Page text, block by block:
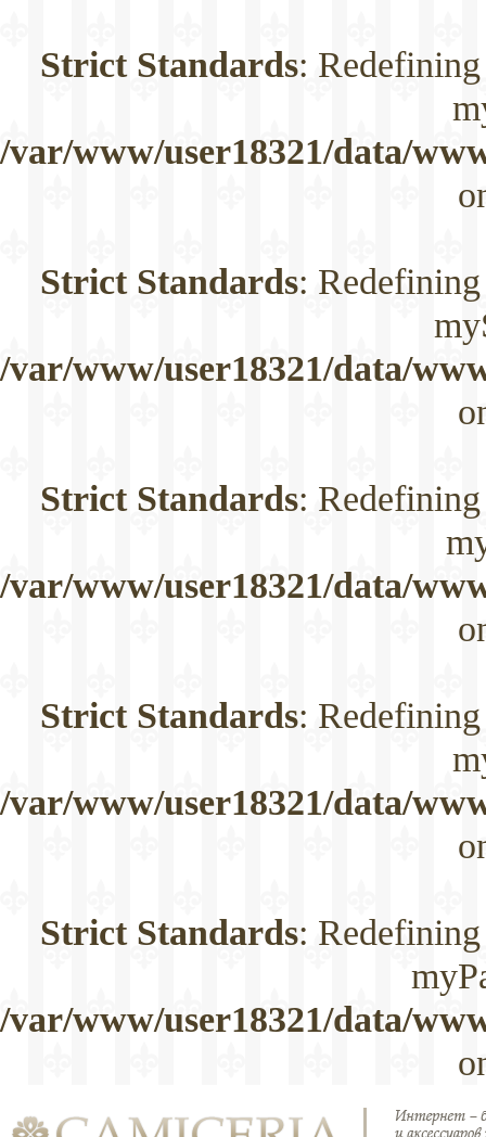
Strict Standards:
/var/www/user18321/data/
Strict Standards:
/var/www/user18321/data/
Strict Standards:
/var/www/user18321/data/
Strict Standards:
/var/www/user18321/data/
Strict Standards:
/var/www/user18321/data/